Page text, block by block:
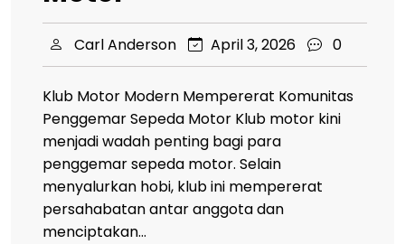
Carl Anderson April 3, 2026 0
Klub Motor Modern Mempererat Komunitas
Penggemar Sepeda Motor Klub motor kini
menjadi wadah penting bagi para
penggemar sepeda motor. Selain
menyalurkan hobi, klub ini mempererat
persahabatan antar anggota dan
menciptakan…